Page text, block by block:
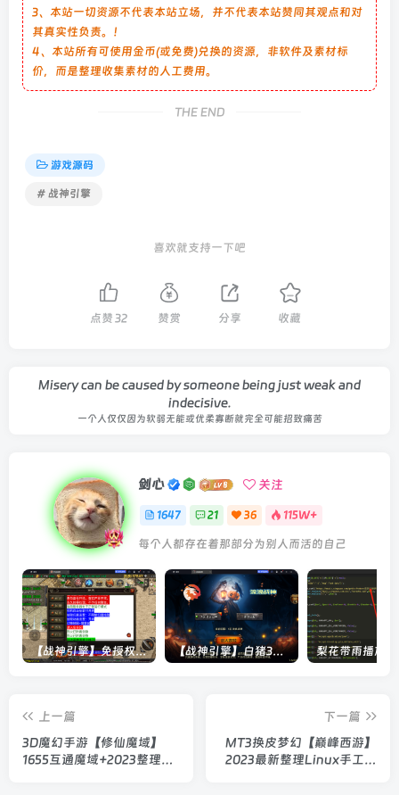
3、本站一切资源不代表本站立场，并不代表本站赞同其观点和对
其真实性负责。！
4、本站所有可使用金币(或免费)兑换的资源，非软件及素材标
价，而是整理收集素材的人工费用。
THE END
游戏源码
# 战神引擎
喜欢就支持一下吧
点赞 32 赞赏 分享 收藏
Misery can be caused by someone being just weak and
indecisive.
一个人仅仅因为软弱无能或优柔寡断就完全可能招致痛苦
剑心 关注
1647 21 36 115W+
每个人都存在着那部分为别人而活的自己
【战神引擎】免授权-原生 [全屏自动拾取] 插件 + 配置教程（更新修复版，具体自测） 【战神引擎】白猪3-流浪战神3神技8大陆全屏拾取版特色服务端+生肖+转生+秘境+神魔+双端+教程(更新眼神拾取)
上一篇
3D魔幻手游【修仙魔域】
1655互通魔域+2023整理
下一篇
MT3换皮梦幻【巅峰西游】
2023最新整理Linux手工服